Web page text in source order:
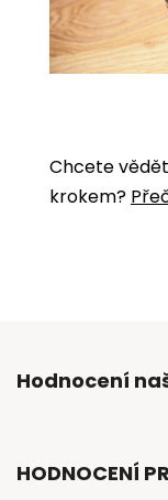
Chcete
krokem?
Hodnocení
HODNOCENÍ